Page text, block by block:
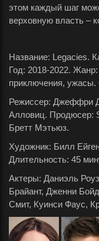
этом каждый шаг
верховную власть –
Название: Legacies.
Год: 2018-2022.
приключения,
Режиссер: Джеффри
Алловиц. Продюсер:
Бретт Мэтьюз.
Художник: Билл
Длительность: 45
Актеры: Даниэль
Брайант, Дженни
Смит, Куинси Фаус,